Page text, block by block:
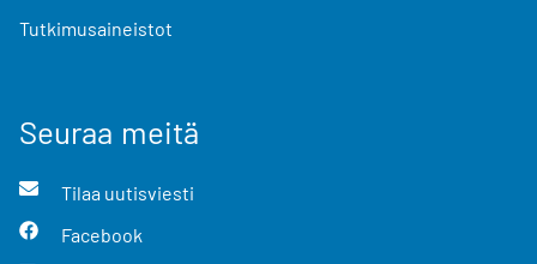
Tutkimusaineistot
Seuraa meitä
Tilaa uutisviesti
Facebook